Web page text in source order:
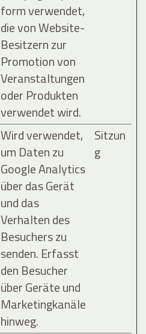
form verwendet,
die von Website-
Besitzern zur
Promotion von
Veranstaltungen
oder Produkten
verwendet wird.
Wird verwendet,
um Daten zu
Google Analytics
über das Gerät
und das
Verhalten des
Besuchers zu
senden. Erfasst
den Besucher
über Geräte und
Marketingkanäle
hinweg.
Sitzun
g